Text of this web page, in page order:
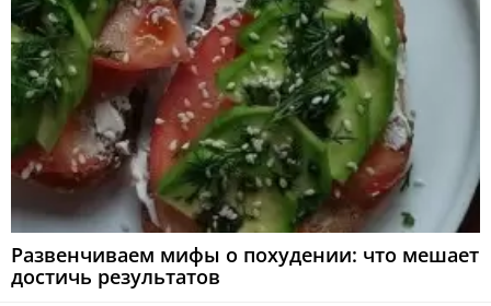
Развенчиваем мифы о похудении: что мешает
достичь результатов